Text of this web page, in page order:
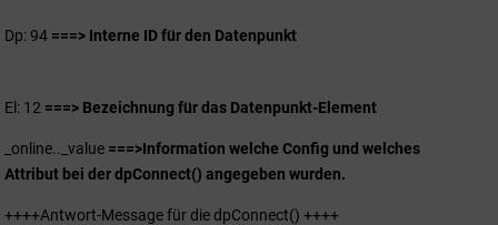
Dp: 94 ===> Interne ID für den Datenpunkt
El: 12 ===> Bezeichnung für das Datenpunkt-Element
_online.._value ===>Information welche Config und welches
Attribut bei der dpConnect() angegeben wurden.
++++Antwort-Message für die dpConnect() ++++